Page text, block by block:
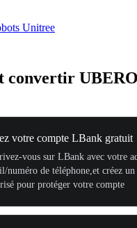
Unitree
convertir
votre compte LBank gratuit
vous sur LBank avec votre
numéro de téléphone,et créez un
pour protéger votre compte